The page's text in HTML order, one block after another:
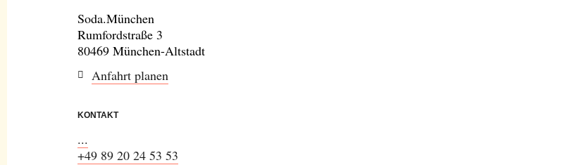
Soda.München
Rumfordstraße 3
80469 München-Altstadt
Anfahrt planen
KONTAKT
...
+49 89 20 24 53 53